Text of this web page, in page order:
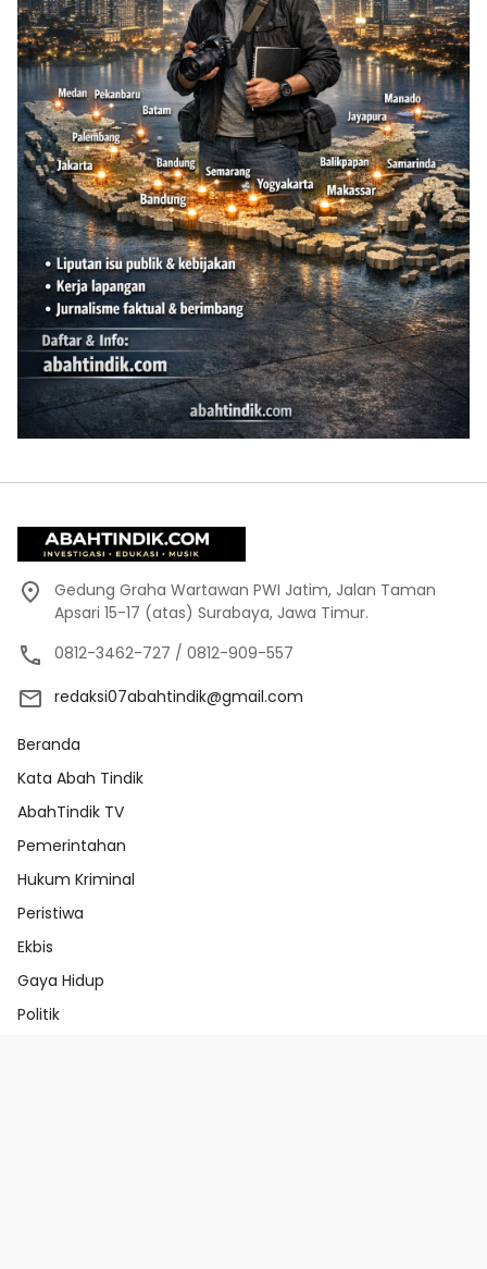
Gedung Graha Wartawan PWI Jatim, Jalan Taman
Apsari 15-17 (atas) Surabaya, Jawa Timur.
0812-3462-727 / 0812-909-557
redaksi07abahtindik@gmail.com
Beranda
Kata Abah Tindik
AbahTindik TV
Pemerintahan
Hukum Kriminal
Peristiwa
Ekbis
Gaya Hidup
Politik